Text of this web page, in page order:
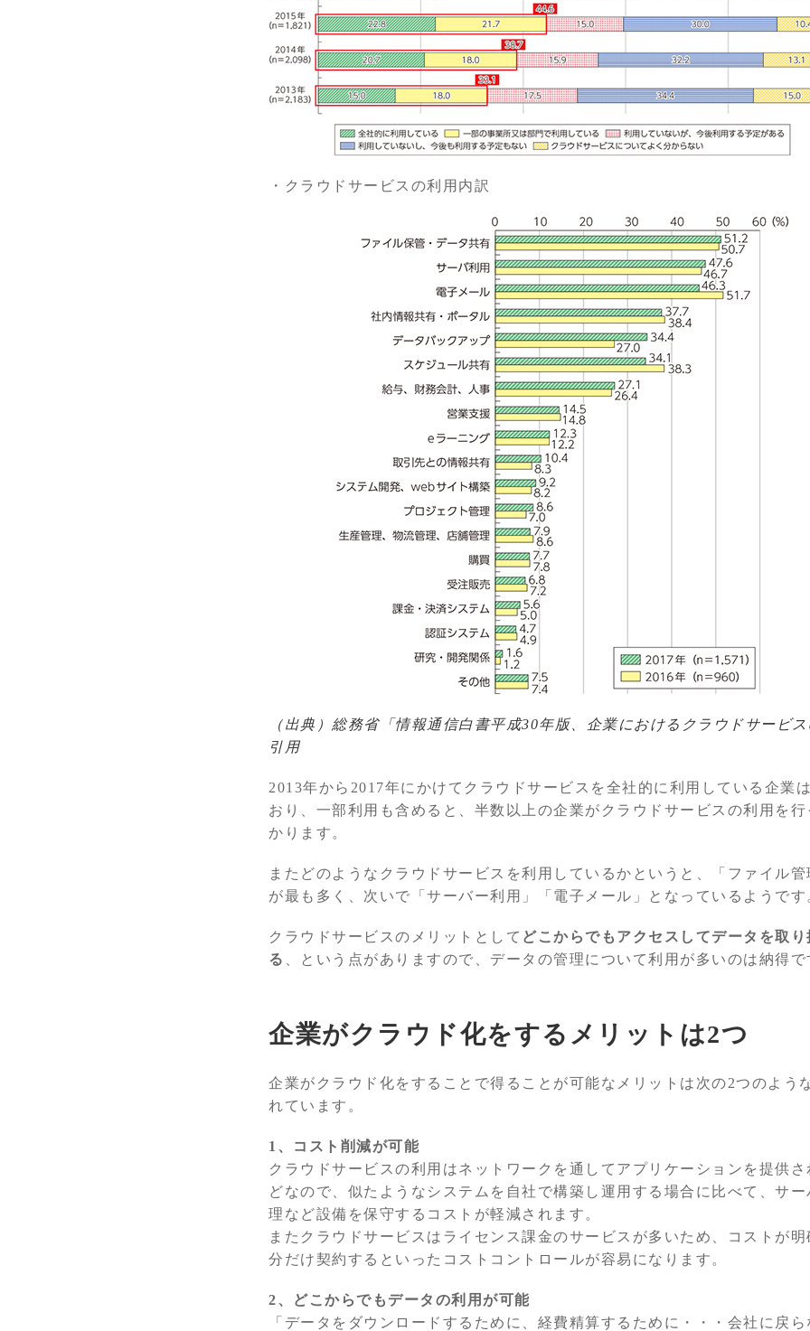
・クラウドサービスの利用内訳
（出典）総務省「情報通信白書平成30年版、企業におけるクラウドサービ
引用
2013年から2017年にかけてクラウドサービスを全社的に利用している企業
おり、一部利用も含めると、半数以上の企業がクラウドサービスの利用を
かります。
またどのようなクラウドサービスを利用しているかというと、「ファイル
が最も多く、次いで「サーバー利用」「電子メール」となっているようです
クラウドサービスのメリットとして どこからでもアクセスしてデータを取
る
、という点がありますので、データの管理について利用が多いのは納得で
企業がクラウド化をするメリットは2つ
企業がクラウド化をすることで得ることが可能なメリットは次の2つのよう
れています。
1、コスト削減が可能
クラウドサービスの利用はネットワークを通してアプリケーションを提供
どなので、似たようなシステムを自社で構築し運用する場合に比べて、サ
理など設備を保守するコストが軽減されます。
またクラウドサービスはライセンス課金のサービスが多いため、コストが
分だけ契約するといったコストコントロールが容易になります。
2、どこからでもデータの利用が可能
「データをダウンロードするために、経費精算するために・・・会社に戻